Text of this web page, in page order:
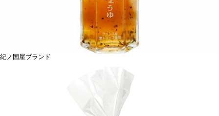
紀ノ国屋ブランド